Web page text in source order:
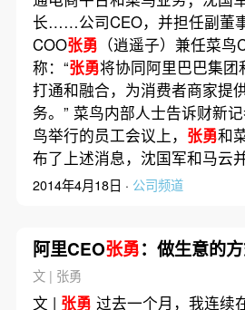
长……公司CEO，并担任副董
COO张勇 （逍遥子）兼任菜
称：“张勇将协同阿里巴巴集团
打通和融合，为消费者商家提
务。” 菜鸟内部人士告诉财新
鸟举行的员工会议上， 张勇和
布了上述消息，沈国军和马
2014年4月18日 · 公司频道
阿里CEO张勇：做生意的
文 | 张勇
文 | 张勇 过去一个月，我连续